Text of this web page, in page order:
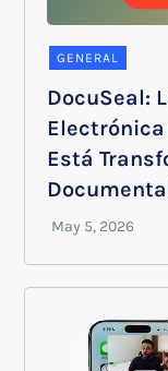
GENERAL
DocuSeal:
Electrónica
Está